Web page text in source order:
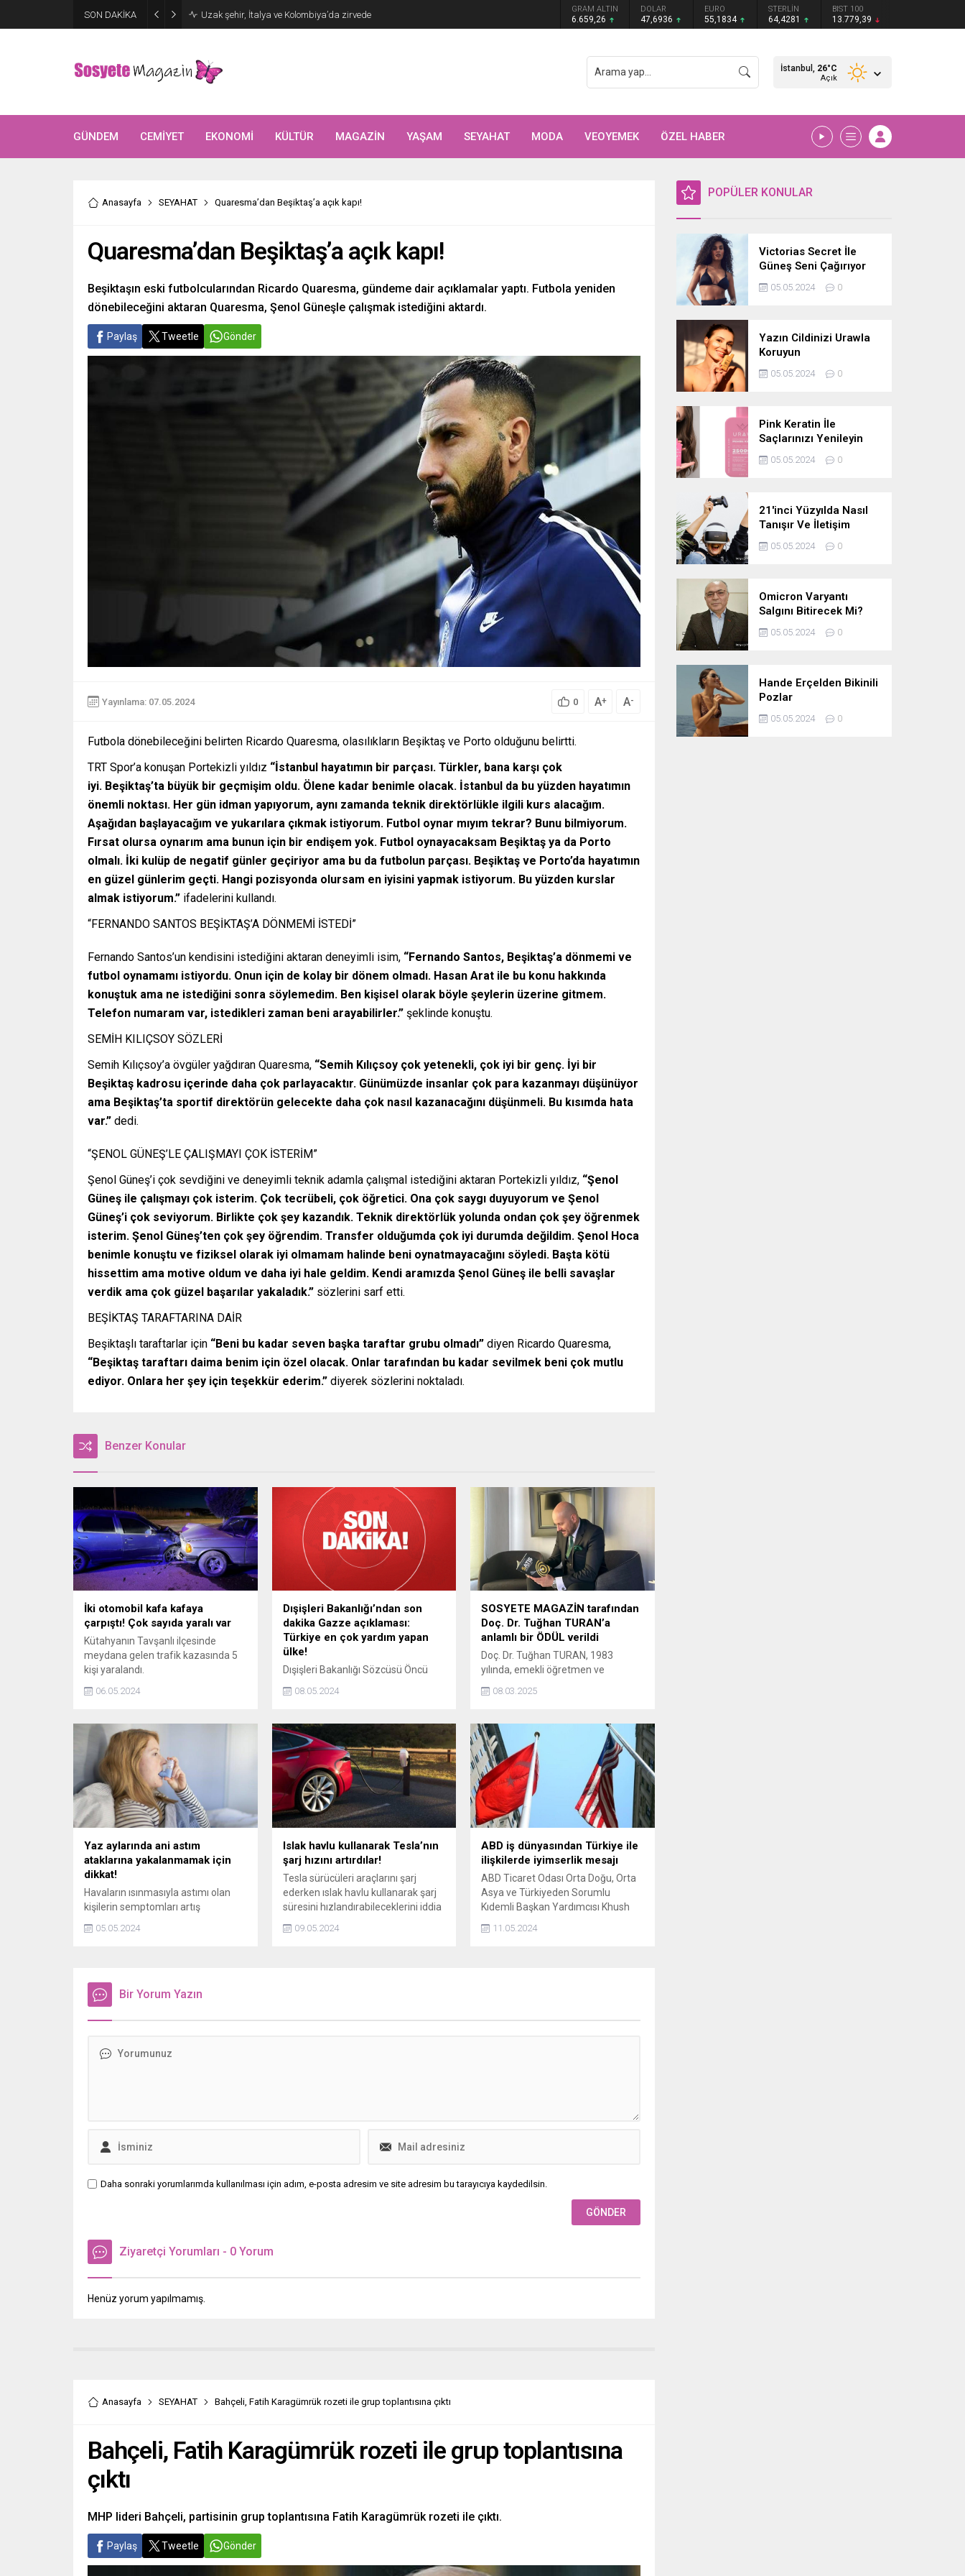
SON DAKİKA
Aşkları sette başladı! Serra Arıtürk’ten sevgilisi Aytaç Şaşmaz’a romantik
kutlama
GRAM ALTIN
6.659,26
DOLAR
47,6936
EURO
55,1834
STERLİN
64,4281
BIST 100
13.779,39
İstanbul, 26°C
Açık
GÜNDEM CEMİYET EKONOMİ KÜLTÜR MAGAZİN YAŞAM SEYAHAT MODA VEOYEMEK ÖZEL HABER
Anasayfa SEYAHAT Quaresma’dan Beşiktaş’a açık kapı!
Quaresma’dan Beşiktaş’a açık kapı!
Beşiktaşın eski futbolcularından Ricardo Quaresma, gündeme dair açıklamalar yaptı. Futbola yeniden
dönebileceğini aktaran Quaresma, Şenol Güneşle çalışmak istediğini aktardı.
Paylaş Tweetle Gönder
Yayınlama: 07.05.2024 0 A+ A-
Futbola dönebileceğini belirten Ricardo Quaresma, olasılıkların Beşiktaş ve Porto olduğunu belirtti.
TRT Spor’a konuşan Portekizli yıldız “İstanbul hayatımın bir parçası. Türkler, bana karşı çok
iyi. Beşiktaş’ta büyük bir geçmişim oldu. Ölene kadar benimle olacak. İstanbul da bu yüzden hayatımın
önemli noktası. Her gün idman yapıyorum, aynı zamanda teknik direktörlükle ilgili kurs alacağım.
Aşağıdan başlayacağım ve yukarılara çıkmak istiyorum. Futbol oynar mıyım tekrar? Bunu bilmiyorum.
Fırsat olursa oynarım ama bunun için bir endişem yok. Futbol oynayacaksam Beşiktaş ya da Porto
olmalı. İki kulüp de negatif günler geçiriyor ama bu da futbolun parçası. Beşiktaş ve Porto’da hayatımın
en güzel günlerim geçti. Hangi pozisyonda olursam en iyisini yapmak istiyorum. Bu yüzden kurslar
almak istiyorum.” ifadelerini kullandı.
“FERNANDO SANTOS BEŞİKTAŞ’A DÖNMEMİ İSTEDİ”
Fernando Santos’un kendisini istediğini aktaran deneyimli isim, “Fernando Santos, Beşiktaş’a dönmemi ve
futbol oynamamı istiyordu. Onun için de kolay bir dönem olmadı. Hasan Arat ile bu konu hakkında
konuştuk ama ne istediğini sonra söylemedim. Ben kişisel olarak böyle şeylerin üzerine gitmem.
Telefon numaram var, istedikleri zaman beni arayabilirler.” şeklinde konuştu.
SEMİH KILIÇSOY SÖZLERİ
Semih Kılıçsoy’a övgüler yağdıran Quaresma, “Semih Kılıçsoy çok yetenekli, çok iyi bir genç. İyi bir
Beşiktaş kadrosu içerinde daha çok parlayacaktır. Günümüzde insanlar çok para kazanmayı düşünüyor
ama Beşiktaş’ta sportif direktörün gelecekte daha çok nasıl kazanacağını düşünmeli. Bu kısımda hata
var.” dedi.
“ŞENOL GÜNEŞ’LE ÇALIŞMAYI ÇOK İSTERİM”
Şenol Güneş’i çok sevdiğini ve deneyimli teknik adamla çalışmal istediğini aktaran Portekizli yıldız, “Şenol
Güneş ile çalışmayı çok isterim. Çok tecrübeli, çok öğretici. Ona çok saygı duyuyorum ve Şenol
Güneş’i çok seviyorum. Birlikte çok şey kazandık. Teknik direktörlük yolunda ondan çok şey öğrenmek
isterim. Şenol Güneş’ten çok şey öğrendim. Transfer olduğumda çok iyi durumda değildim. Şenol Hoca
benimle konuştu ve fiziksel olarak iyi olmamam halinde beni oynatmayacağını söyledi. Başta kötü
hissettim ama motive oldum ve daha iyi hale geldim. Kendi aramızda Şenol Güneş ile belli savaşlar
verdik ama çok güzel başarılar yakaladık.” sözlerini sarf etti.
BEŞİKTAŞ TARAFTARINA DAİR
Beşiktaşlı taraftarlar için “Beni bu kadar seven başka taraftar grubu olmadı” diyen Ricardo Quaresma,
“Beşiktaş taraftarı daima benim için özel olacak. Onlar tarafından bu kadar sevilmek beni çok mutlu
ediyor. Onlara her şey için teşekkür ederim.” diyerek sözlerini noktaladı.
Benzer Konular
İki otomobil kafa kafaya
çarpıştı! Çok sayıda yaralı var
Kütahyanın Tavşanlı ilçesinde
meydana gelen trafik kazasında 5
kişi yaralandı.
06.05.2024
Dışişleri Bakanlığı’ndan son
dakika Gazze açıklaması:
Türkiye en çok yardım yapan
ülke!
Dışişleri Bakanlığı Sözcüsü Öncü
Keçeli, Türkiyenin Gazzeye en çok
yardım eden ülke olduğunu açıkladı.
toplamda 52 bin ton yardım
gönderildiğini açıkladı.
08.05.2024
SOSYETE MAGAZİN tarafından
Doç. Dr. Tuğhan TURAN’a
anlamlı bir ÖDÜL verildi
Doç. Dr. Tuğhan TURAN, 1983
yılında, emekli öğretmen ve
müteahhit Mehmet Turan ile emekli
eğitmen H. Müjde Turan’ın iki
dünyaya gelmiştir.
08.03.2025
Yaz aylarında ani astım
ataklarına yakalanmamak için
dikkat!
Havaların ısınmasıyla astımı olan
kişilerin semptomları artış
yönetmek ve ataklardan korunmak
05.05.2024
Islak havlu kullanarak Tesla’nın
şarj hızını artırdılar!
Tesla sürücüleri araçlarını şarj
ederken ıslak havlu kullanarak şarj
süresini hızlandırabileceklerini iddia
09.05.2024
ABD iş dünyasından Türkiye ile
ilişkilerde iyimserlik mesajı
ABD Ticaret Odası Orta Doğu, Orta
Asya ve Türkiyeden Sorumlu
Kıdemli Başkan Yardımcısı Khush
ilişkilerde yeni bir iyimserlik
11.05.2024
Bir Yorum Yazın
Daha sonraki yorumlarımda kullanılması için adım, e-posta adresim ve site adresim bu tarayıcıya kaydedilsin.
Ziyaretçi Yorumları - 0 Yorum
Henüz yorum yapılmamış.
Anasayfa SEYAHAT Bahçeli, Fatih Karagümrük rozeti ile grup toplantısına çıktı
Bahçeli, Fatih Karagümrük rozeti ile grup toplantısına
çıktı
MHP lideri Bahçeli, partisinin grup toplantısına Fatih Karagümrük rozeti ile çıktı.
Paylaş Tweetle Gönder
POPÜLER KONULAR
Victorias Secret İle
Güneş Seni Çağırıyor
05.05.2024 0
Yazın Cildinizi Urawla
Koruyun
05.05.2024 0
Pink Keratin İle
Saçlarınızı Yenileyin
05.05.2024 0
21'inci Yüzyılda Nasıl
Tanışır Ve İletişim
Kurarız Ve Metaverse
Bunu Yakın Zamanda
05.05.2024 0
Omicron Varyantı
Salgını Bitirecek Mi?
05.05.2024 0
Hande Erçelden Bikinili
Pozlar
05.05.2024 0